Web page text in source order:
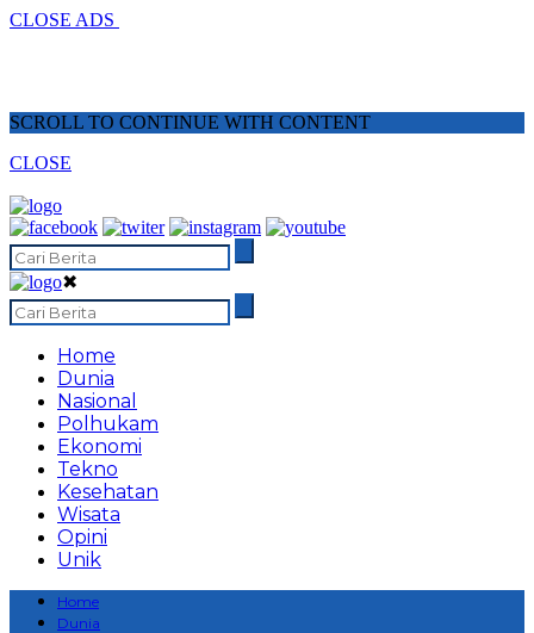
CLOSE ADS
SCROLL TO CONTINUE WITH CONTENT
CLOSE
✖
Home
Dunia
Nasional
Polhukam
Ekonomi
Tekno
Kesehatan
Wisata
Opini
Unik
Home
Dunia